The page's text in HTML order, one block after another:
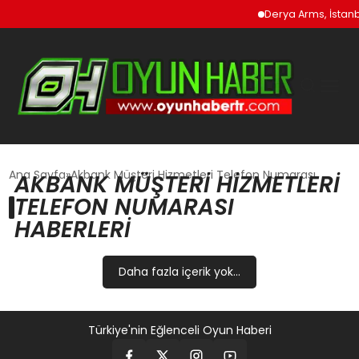
Derya Arms,
GÜNCEL
OYUN HABERLERI
EĞITIM
Ana Sayfa Akbank Müşteri Hizmetleri Telefon Numarası
AKBANK MÜŞTERI HIZMETLERI
TELEFON NUMARASI
HABERLERI
Daha fazla içerik yok...
Türkiye'nin Eğlenceli Oyun Haberi